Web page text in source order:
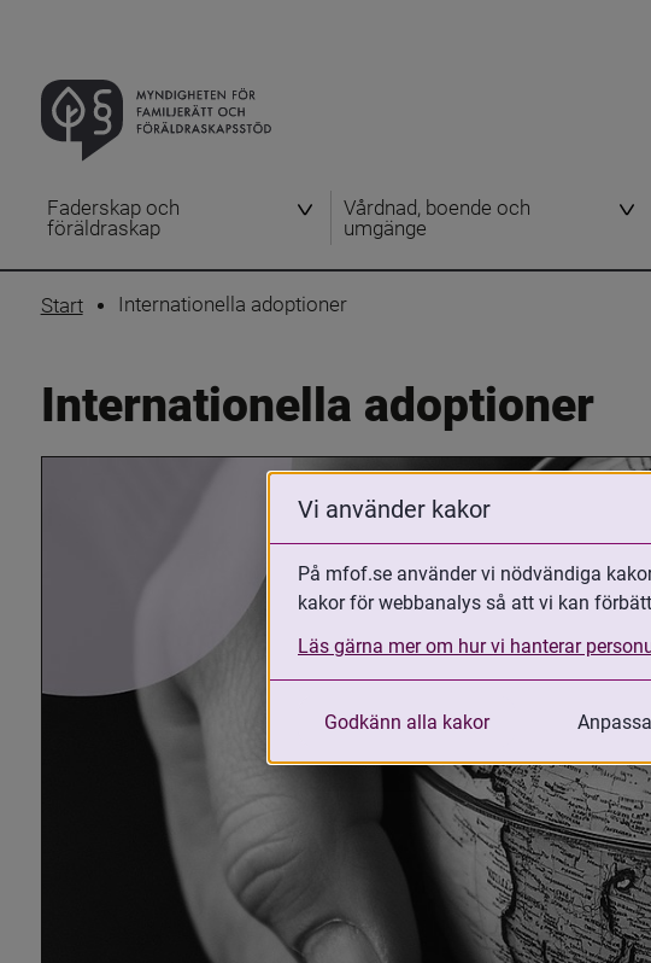
Faderskap och
föräldraskap
Vårdnad, boende och
umgänge
Start Internationella adoptioner
Internationella adoptioner
Vi använder kakor
På mfof.se använder vi nödvändiga
kakor för webbanalys så att vi kan
Läs gärna mer om hur vi hanterar
Godkänn alla kakor